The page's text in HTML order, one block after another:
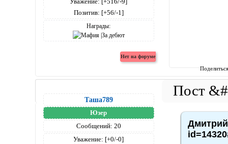
Позитив: [+56/-1]
Награды:
Таша789
Юзер
Сообщений: 20
Уважение: [+0/-0]